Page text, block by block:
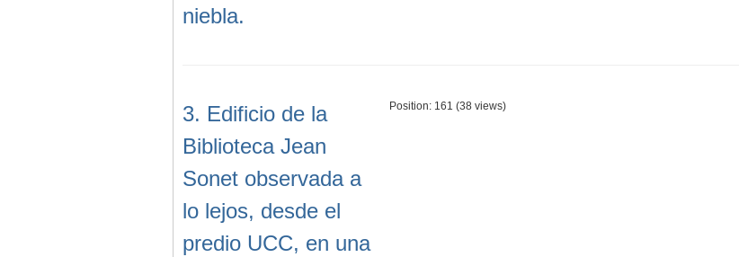
niebla.
3. Edificio de la
Biblioteca Jean
Sonet observada a
lo lejos, desde el
predio UCC, en una
Position: 161 (38 views)